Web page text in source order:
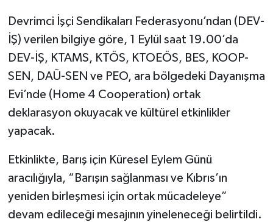
Devrimci İşçi Sendikaları Federasyonu’ndan (DEV-
İŞ) verilen bilgiye göre, 1 Eylül saat 19.00’da
DEV-İŞ, KTAMS, KTÖS, KTOEÖS, BES, KOOP-
SEN, DAÜ-SEN ve PEO, ara bölgedeki Dayanışma
Evi’nde (Home 4 Cooperation) ortak
deklarasyon okuyacak ve kültürel etkinlikler
yapacak.
Etkinlikte, Barış için Küresel Eylem Günü
aracılığıyla, “Barışın sağlanması ve Kıbrıs’ın
yeniden birleşmesi için ortak mücadeleye”
devam edileceği mesajının yineleneceği belirtildi.